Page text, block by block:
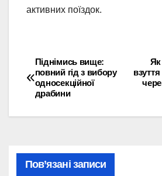
активних поїздок.
Навігація
записів
Як
Піднімись вище:
повний гід з вибору
односекційної
драбини
Пов’язані записи